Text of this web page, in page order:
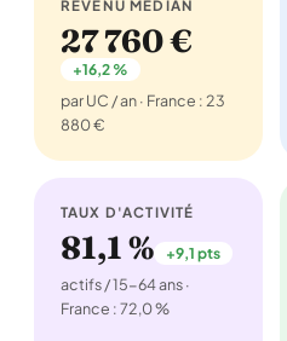
REVENU MÉDIAN
27 760 €
+16,2 %
par UC / an · France : 23
880 €
TAUX D'ACTIVITÉ
81,1 % +9,1 pts
actifs / 15-64 ans ·
France : 72,0 %